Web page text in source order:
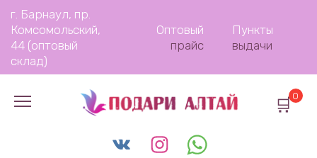
Перейти
содержанию
г. Барнаул, пр.
Комсомольский,
44 (оптовый
склад)
Оптовый
прайс
Пункты
выдачи
0